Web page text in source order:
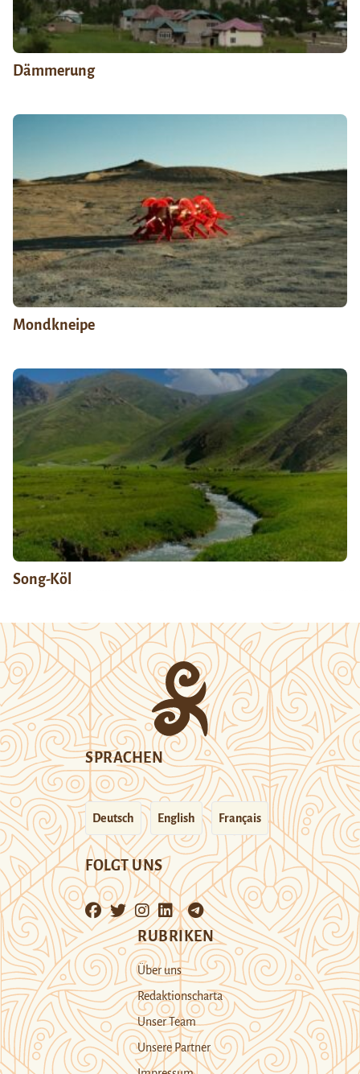
Dämmerung
Mondkneipe
Song-Köl
SPRACHEN
Deutsch English Français
FOLGT UNS
RUBRIKEN
Über uns
Redaktionscharta
Unser Team
Unsere Partner